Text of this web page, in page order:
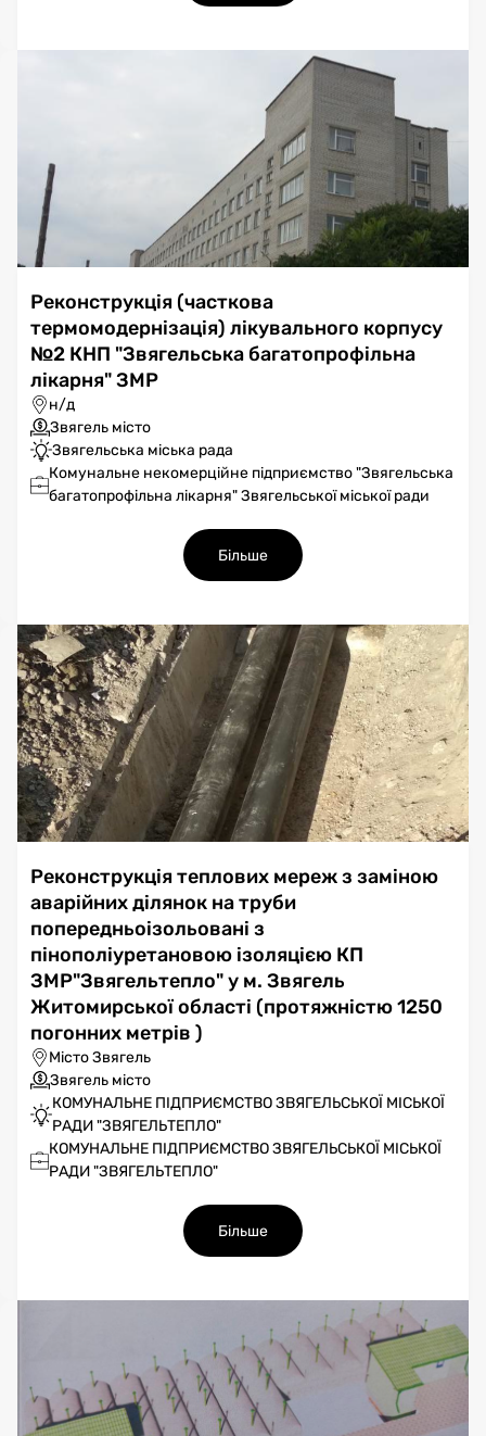
Реконструкція (часткова
термомодернізація) лікувального корпусу
№2 КНП "Звягельська багатопрофільна
лікарня" ЗМР
н/д
Звягель місто
Звягельська міська рада
Комунальне некомерційне підприємство "Звягельська
багатопрофільна лікарня" Звягельської міської ради
Більше
Реконструкція теплових мереж з заміною
аварійних ділянок на труби
попередньоізольовані з
пінополіуретановою ізоляцією КП
ЗМР"Звягельтепло" у м. Звягель
Житомирської області (протяжністю 1250
погонних метрів )
Місто Звягель
Звягель місто
КОМУНАЛЬНЕ ПІДПРИЄМСТВО ЗВЯГЕЛЬСЬКОЇ МІСЬКОЇ
РАДИ "ЗВЯГЕЛЬТЕПЛО"
КОМУНАЛЬНЕ ПІДПРИЄМСТВО ЗВЯГЕЛЬСЬКОЇ МІСЬКОЇ
РАДИ "ЗВЯГЕЛЬТЕПЛО"
Більше